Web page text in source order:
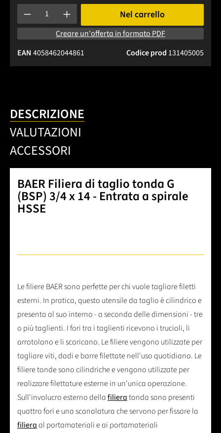
Quantità del prodotto: inserisci la quantità desiderata o
Nel carrello
Creare un'offerta in formato PDF
Codice prod 131405005
EAN4058462044861
DESCRIZIONE
VALUTAZIONI
ACCESSORI
BAER Filiera di taglio tonda G
(BSP) 3/4 x 14 - Entrata a spirale
HSSE
Le filiere BAER sono perfette per chi vuole tagliare filetti
esterni. In pratica, questo utensile da taglio è cilindrico e
presenta al suo interno - a seconda delle dimensioni - tre
o più taglienti. I fori tra i taglienti ricevono i trucioli, li
arrotolano e li scaricano. Le filiere vengono utilizzate per
tagliare viti, dadi e barre filettate nell'uso quotidiano. Le
filiere tonde sono cilindriche e vengono utilizzate per
realizzare filettature esterne in un'unica operazione.
Sull'involucro esterno dellafilieratonda sono presenti
quattro fori e una scanalatura che servono per fissare la
filieraal portamateriali e ai portamateriali